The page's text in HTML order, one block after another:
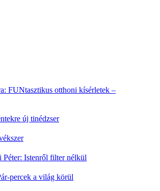
FUNtasztikus otthoni kísérletek –
új tinédzser
Istenről filter nélkül
percek a világ körül